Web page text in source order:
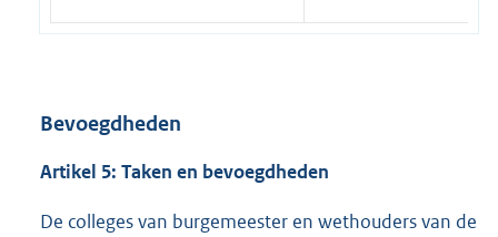
Bevoegdheden
Artikel 5: Taken en bevoegdheden
De colleges van burgemeester en wethouders van de